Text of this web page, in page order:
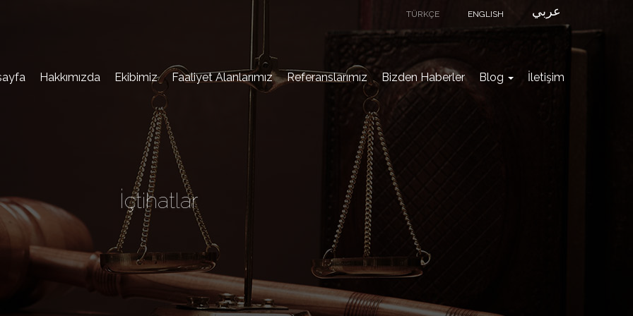
Hakkımızda Ekibimiz Faaliyet Alanlarımız Referanslarımız Bizden Haberler Blog İletişim
TÜRKÇE ENGLISH عربي
İçtihatlar